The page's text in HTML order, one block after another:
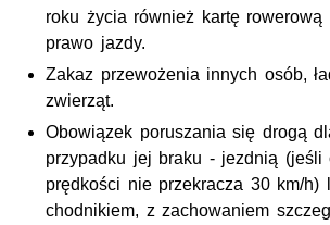
roku życia również kartę rowerową
prawo jazdy.
Zakaz przewożenia innych osób,
zwierząt.
Obowiązek poruszania się drogą
przypadku jej braku - jezdnią (jeśli
prędkości nie przekracza 30 km/h)
chodnikiem, z zachowaniem